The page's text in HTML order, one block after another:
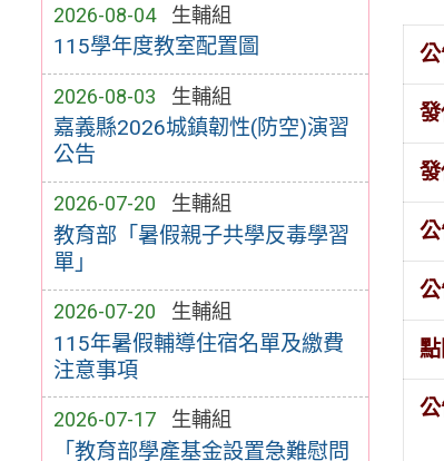
2026-08-04 生輔組
115學年度教室配置圖
2026-08-03 生輔組
嘉義縣2026城鎮韌性(防空)演習
公告
2026-07-20 生輔組
教育部「暑假親子共學反毒學習
單」
2026-07-20 生輔組
115年暑假輔導住宿名單及繳費
注意事項
2026-07-17 生輔組
「教育部學產基金設置急難慰問